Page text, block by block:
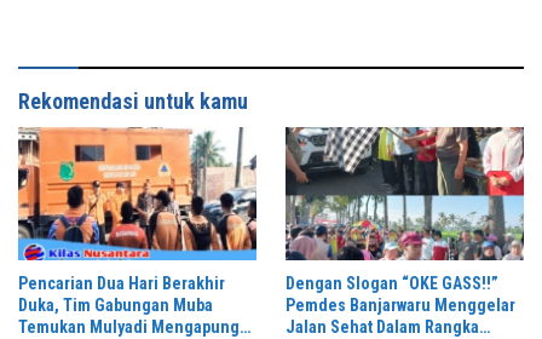
Rekomendasi untuk kamu
Pencarian Dua Hari Berakhir
Duka, Tim Gabungan Muba
Temukan Mulyadi Mengapung
Dengan Slogan “OKE GASS!!”
Pemdes Banjarwaru Menggelar
Jalan Sehat Dalam Rangka